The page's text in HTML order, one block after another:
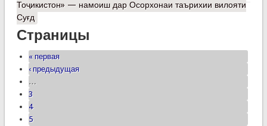
Тоҷикистон» — намоиш дар Осорхонаи таърихии вилояти
Суғд
Страницы
« первая
‹ предыдущая
…
3
4
5